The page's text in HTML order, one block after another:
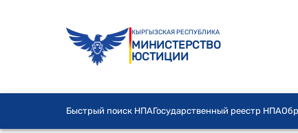
КЫРГЫЗСКАЯ РЕСПУБЛИКА
МИНИСТЕРСТВО
ЮСТИЦИИ
Быстрый поиск НПАГосударственный реестр НПА